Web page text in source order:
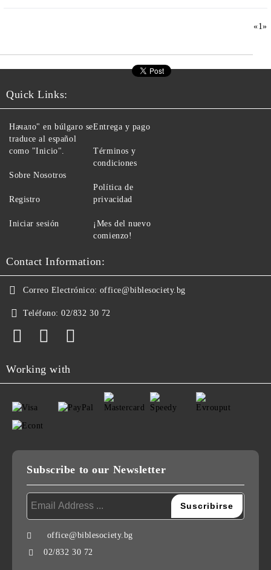
«1»
Quick Links:
Начало" en búlgaro se
traduce al español
como "Inicio".
Sobre Nosotros
Registro
Iniciar sesión
Entrega y pago
Términos y
condiciones
Política de
privacidad
¡Mes del nuevo
comienzo!
Contact Information:
Correo Electrónico: office@biblesociety.bg
Teléfono: 02/832 30 72
Working with
Subscribe to our Newsletter
office@biblesociety.bg
02/832 30 72